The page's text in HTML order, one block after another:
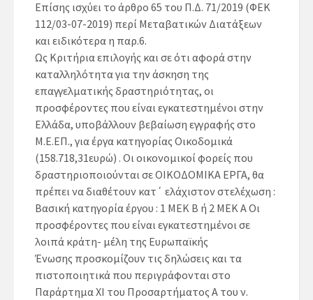
Επίσης ισχύει το άρθρο 65 του Π.Δ. 71/2019 (ΦΕΚ
112/03-07-2019) περί Μεταβατικών Διατάξεων
και ειδικότερα η παρ.6.
Ως Κριτήρια επιλογής και σε ότι αφορά στην
καταλληλότητα για την άσκηση της
επαγγελματικής δραστηριότητας, οι
προσφέροντες που είναι εγκατεστημένοι στην
Ελλάδα, υποβάλλουν βεβαίωση εγγραφής στο
Μ.Ε.ΕΠ., για έργα κατηγορίας Οικοδομικά
(158.718,31ευρώ) . Οι οικονομικοί φορείς που
δραστηριοποιούνται σε ΟΙΚΟΔΟΜΙΚΑ ΕΡΓΑ, θα
πρέπει να διαθέτουν κατ΄ ελάχιστον στελέχωση :
Βασική κατηγορία έργου : 1 ΜΕΚ Β ή 2 ΜΕΚ Α Οι
προσφέροντες που είναι εγκατεστημένοι σε
λοιπά κράτη- μέλη της Ευρωπαϊκής
Ένωσης προσκομίζουν τις δηλώσεις και τα
πιστοποιητικά που περιγράφονται στο
Παράρτημα XI του Προσαρτήματος Α του ν.